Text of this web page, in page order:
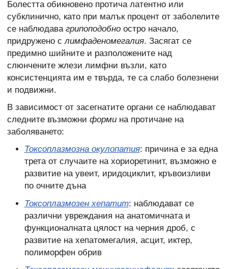
Болестта обикновено протича латентно или
субклинично, като при малък процент от заболелите
се наблюдава грипоподобно остро начало,
придружено с лимфаденомегалия. Засягат се
предимно шийните и разположените над
слюнчените жлези лимфни възли, като
консистенцията им е твърда, те са слабо болезнени
и подвижни.
В зависимост от засегнатите органи се наблюдават
следните възможни форми на протичане на
заболяването:
Токсоплазмозна окулопатия: причина е за една
трета от случаите на хориоретинит, възможно е
развитие на увеит, иридоциклит, кръвоизливи
по очните дъна
Токсоплазмозен хепатит: наблюдават се
различни увреждания на анатомичната и
функционалната цялост на черния дроб, с
развитие на хепатомегалия, асцит, иктер,
полиморфен обрив